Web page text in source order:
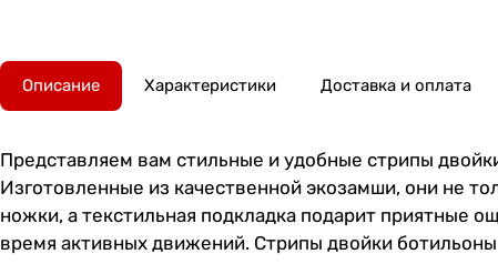
Описание Характеристики Доставка и оплата
Представляем вам стильные и удобные стрипы
Изготовленные из качественной экозамши, они не
ножки, а текстильная подкладка подарит приятные
время активных движений. Стрипы двойки